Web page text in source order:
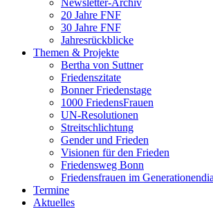
20 Jahre FNF
30 Jahre FNF
Jahresrückblicke
Themen & Projekte
Bertha von Suttner
Friedenszitate
Bonner Friedenstage
1000 FriedensFrauen
UN-Resolutionen
Streitschlichtung
Gender und Frieden
Visionen für den Frieden
Friedensweg Bonn
Friedensfrauen im
Termine
Aktuelles